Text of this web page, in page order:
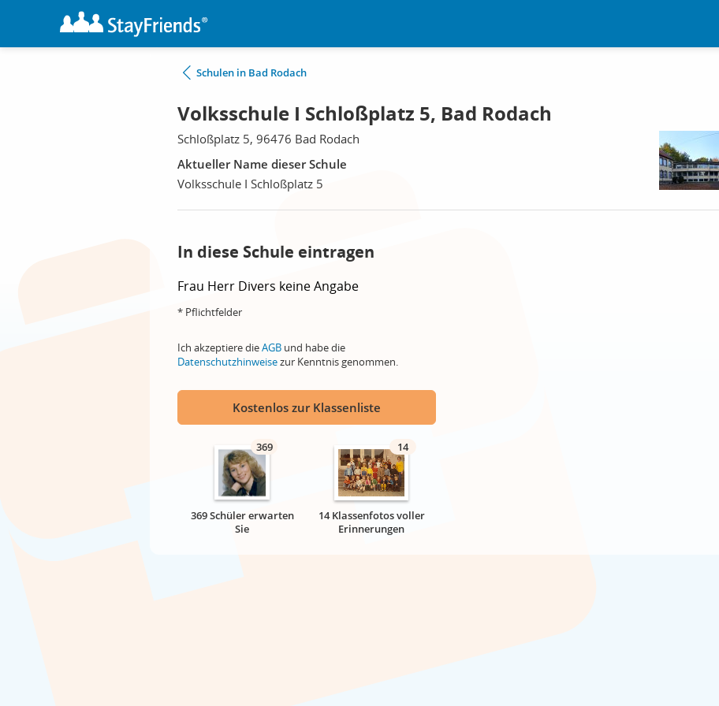
Schulen in Bad Rodach
Volksschule I Schloßplatz 5, Bad Rodach
Schloßplatz 5, 96476 Bad Rodach
Aktueller Name dieser Schule
Volksschule I Schloßplatz 5
In diese Schule eintragen
Frau Herr Divers keine Angabe
* Pflichtfelder
Ich akzeptiere dieAGB und habe die
Datenschutzhinweisezur Kenntnis genommen.
Kostenlos zur Klassenliste
369
369 Schüler erwarten
Sie
14
14 Klassenfotos voller
Erinnerungen